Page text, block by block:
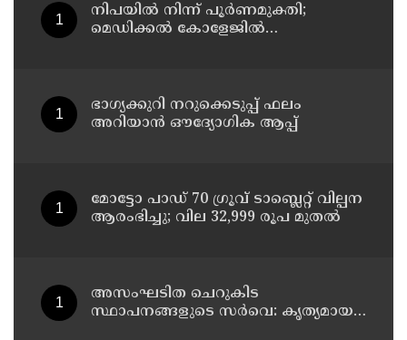
നിപയിൽ നിന്ന് പൂർണമുക്തി;
മെഡിക്കൽ കോളേജിൽ
ഭാഗ്യക്കുറി നറുക്കെടുപ്പ് ഫലം
അറിയാൻ ഔദ്യോഗിക ആപ്പ്
മോട്ടോ പാഡ് 70 ഗ്രൂവ് ടാബ്ലെറ്റ് വില്പന
ആരംഭിച്ചു; വില 32,999 രൂപ മുതൽ
അസംഘടിത ചെറുകിട
സ്ഥാപനങ്ങളുടെ സർവെ: കൃത്യമായ